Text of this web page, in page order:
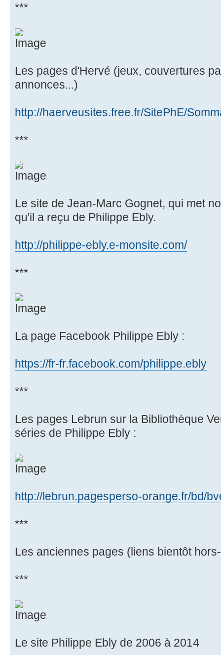
***
Les pages d'Hervé (jeux, couvertures
annonces...)
http://haerveusites.free.fr/SitePhE/
***
Le site de Jean-Marc Gognet, qui met
qu'il a reçu de Philippe Ebly.
http://philippe-ebly.e-monsite.com/
***
La page Facebook Philippe Ebly :
https://fr-fr.facebook.com/philippe.ebly
***
Les pages Lebrun sur la Bibliothèque
séries de Philippe Ebly :
http://lebrun.pagesperso-orange.fr/bd/
***
Les anciennes pages (liens bientôt
***
Le site Philippe Ebly de 2006 à 2014